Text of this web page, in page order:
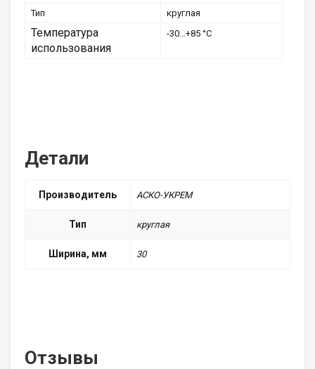
Тип
круглая
Температура
использования
-30…+85 °C
Детали
Производитель АСКО-УКРЕМ
Тип круглая
Ширина, мм 30
Отзывы